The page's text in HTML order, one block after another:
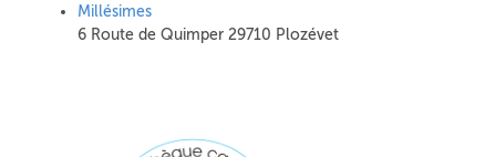
Millésimes
6 Route de Quimper 29710 Plozévet